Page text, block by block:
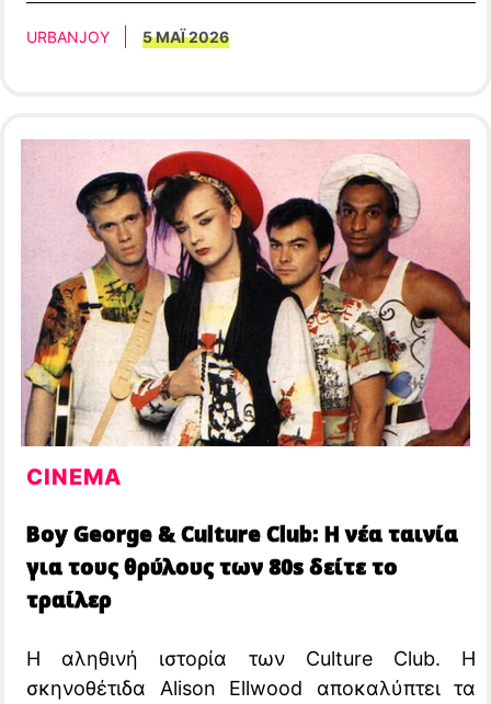
URBANJOY 5 ΜΑΪ 2026
CINEMA
Boy George & Culture Club: Η νέα ταινία
για τους θρύλους των 80s δείτε το
τραίλερ
Η αληθινή ιστορία των Culture Club. Η
σκηνοθέτιδα Alison Ellwood αποκαλύπτει τα